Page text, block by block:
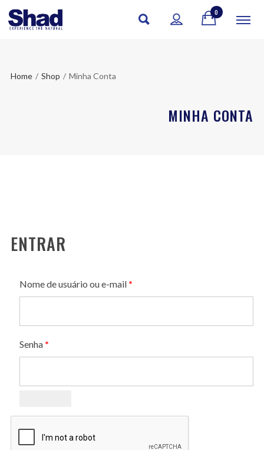
0
Home / Shop / Minha Conta
MINHA CONTA
ENTRAR
Nome de usuário ou e-mail *Obrigatório
Senha *Obrigatório